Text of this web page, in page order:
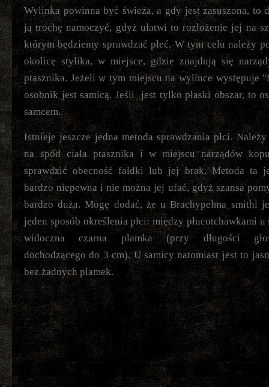
Wylinka powinna być świeża, a gdy jest zasuszona, to
ją trochę namoczyć, gdyż ułatwi to rozłożenie jej na
którym będziemy sprawdzać płeć. W tym celu należy
okolicę stylika, w miejsce, gdzie znajdują się
ptasznika. Jeżeli w tym miejscu na wylince występuje
osobnik jest samicą. Jeśli jest tylko płaski obszar, to
samcem.
Istnieje jeszcze jedna metoda sprawdzania płci.
na spód ciała ptasznika i w miejscu narządów
sprawdzić obecność fałdki lub jej brak. Metoda ta
bardzo niepewna i nie można jej ufać, gdyż szansa
bardzo duża. Mogę dodać, że u Brachypelma smithi
jeden sposób określenia płci: między płucotchawkami u
widoczna czarna plamka (przy długości
dochodzącego do 3 cm). U samicy natomiast jest to
bez żadnych plamek.